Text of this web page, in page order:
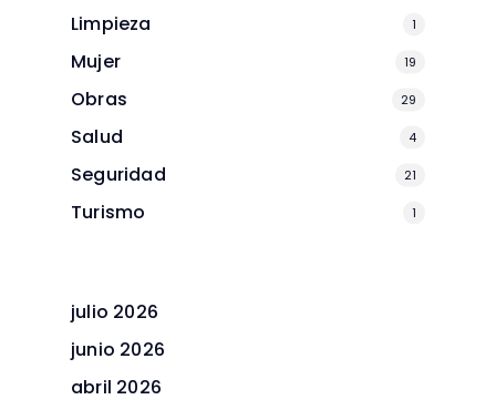
Limpieza 1
Mujer 19
Obras 29
Salud 4
Seguridad 21
Turismo 1
julio 2026
junio 2026
abril 2026